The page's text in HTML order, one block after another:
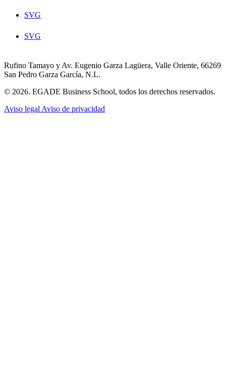
SVG
SVG
Rufino Tamayo y Av. Eugenio Garza Lagüera, Valle Oriente, 66269
San Pedro Garza García, N.L.
© 2026. EGADE Business School, todos los derechos reservados.
Aviso legalAviso de privacidad